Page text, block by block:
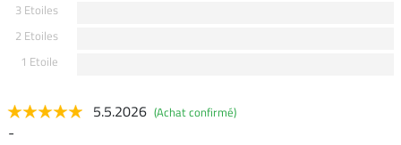
3 Etoiles
2 Etoiles
1 Etoile
5.5.2026 (Achat confirmé)
-